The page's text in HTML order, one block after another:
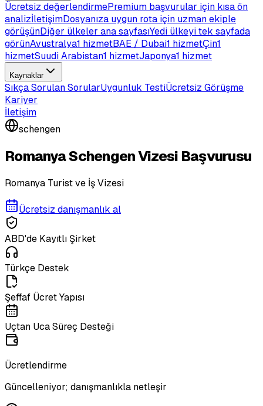
Ücretsiz değerlendirmePremium başvurular için kısa ön
analizİletişimDosyanıza uygun rota için uzman ekiple
görüşünDiğer ülkeler ana sayfasıYedi ülkeyi tek sayfada
görünAvustralya1 hizmetBAE / Dubai1 hizmetÇin1
hizmetSuudi Arabistan1 hizmetJaponya1 hizmet
Kaynaklar
Sıkça Sorulan SorularUygunluk TestiÜcretsiz Görüşme
Kariyer
İletişim
schengen
Romanya Schengen Vizesi Başvurusu
Romanya Turist ve İş Vizesi
Ücretsiz danışmanlık al
ABD'de Kayıtlı Şirket
Türkçe Destek
Şeffaf Ücret Yapısı
Uçtan Uca Süreç Desteği
Ücretlendirme
Güncelleniyor; danışmanlıkla netleşir